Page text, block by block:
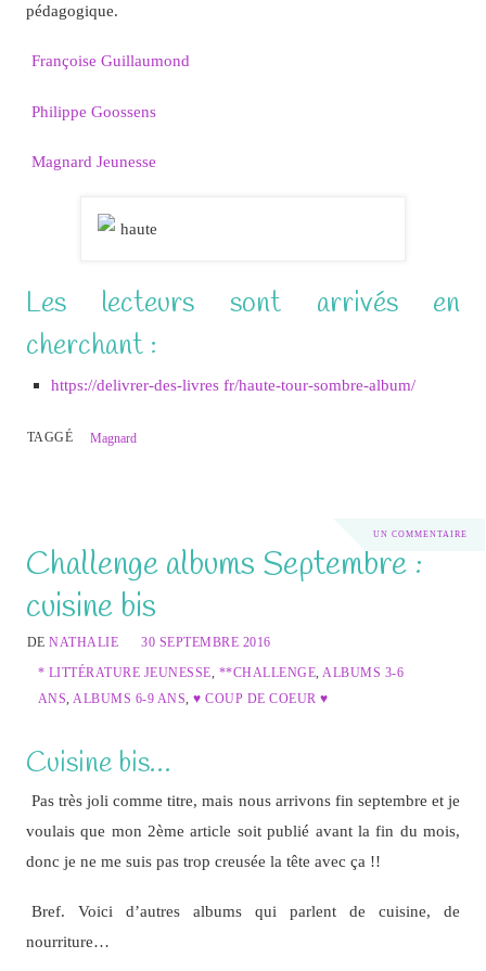
pédagogique.
Françoise Guillaumond
Philippe Goossens
Magnard Jeunesse
Les lecteurs sont arrivés en
cherchant :
https://delivrer-des-livres fr/haute-tour-sombre-album/
TAGGÉ Magnard
UN COMMENTAIRE
Challenge albums Septembre :
cuisine bis
DENATHALIE
30 SEPTEMBRE 2016
* LITTÉRATURE JEUNESSE **CHALLENGE ALBUMS 3-6
ANS ALBUMS 6-9 ANS ,♥ COUP DE COEUR ♥
Cuisine bis…
Pas très joli comme titre, mais nous arrivons fin septembre et je
voulais que mon 2ème article soit publié avant la fin du mois,
donc je ne me suis pas trop creusée la tête avec ça !!
Bref. Voici d’autres albums qui parlent de cuisine, de
nourriture…